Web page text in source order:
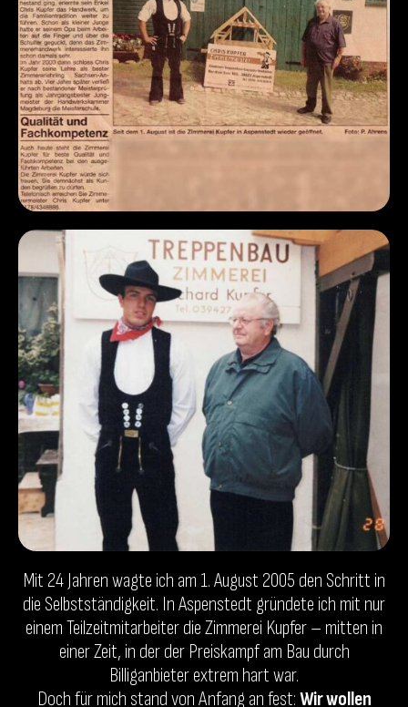
Mit 24 Jahren wagte ich am 1. August 2005 den Schritt in
die Selbstständigkeit. In Aspenstedt gründete ich mit nur
einem Teilzeitmitarbeiter die Zimmerei Kupfer – mitten in
einer Zeit, in der der Preiskampf am Bau durch
Billiganbieter extrem hart war.
Doch für mich stand von Anfang an fest:Wir wollen